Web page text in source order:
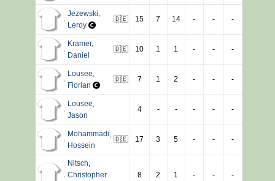
Jezewski
Leroy
🇩🇪 15 7 14 - - -
Kramer,
Daniel
🇩🇪 10 1 1 - - -
Lousee
Florian
🇩🇪 7 1 2 - - -
Lousee
Jason
4 - - - - -
Mohammadi
Hossein
🇩🇪 17 3 5 - - -
Nitsch
Christopher
8 2 1 - - -